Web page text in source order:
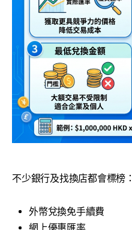
不少銀行及找換店都會標榜：
外幣兌換免手續費
網上優惠匯率